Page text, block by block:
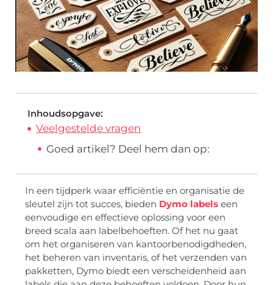
Inhoudsopgave:
Veelgestelde vragen
Goed artikel? Deel hem dan op:
In een tijdperk waar efficiëntie en organisatie de
sleutel zijn tot succes, bieden Dymo labels een
eenvoudige en effectieve oplossing voor een
breed scala aan labelbehoeften. Of het nu gaat
om het organiseren van kantoorbenodigdheden,
het beheren van inventaris, of het verzenden van
pakketten, Dymo biedt een verscheidenheid aan